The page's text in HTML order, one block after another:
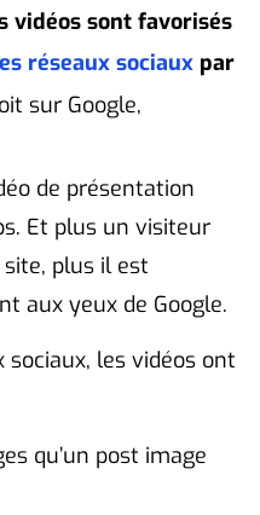
vidéos sont favorisés
réseaux sociaux par
sur Google,
de présentation
Et plus un visiteur
plus il est
aux yeux de Google.
les vidéos ont
qu’un post image